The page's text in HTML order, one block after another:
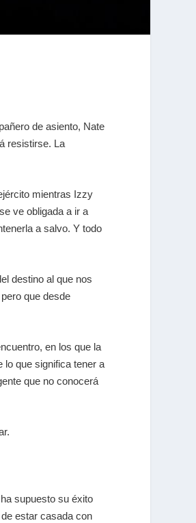
de asiento, Nate
resistirse. La
mientras Izzy
ve obligada a ir a
a salvo. Y todo
destino al que nos
que desde
en los que la
lo que significa tener a
que no conocerá
supuesto su éxito
estar casada con